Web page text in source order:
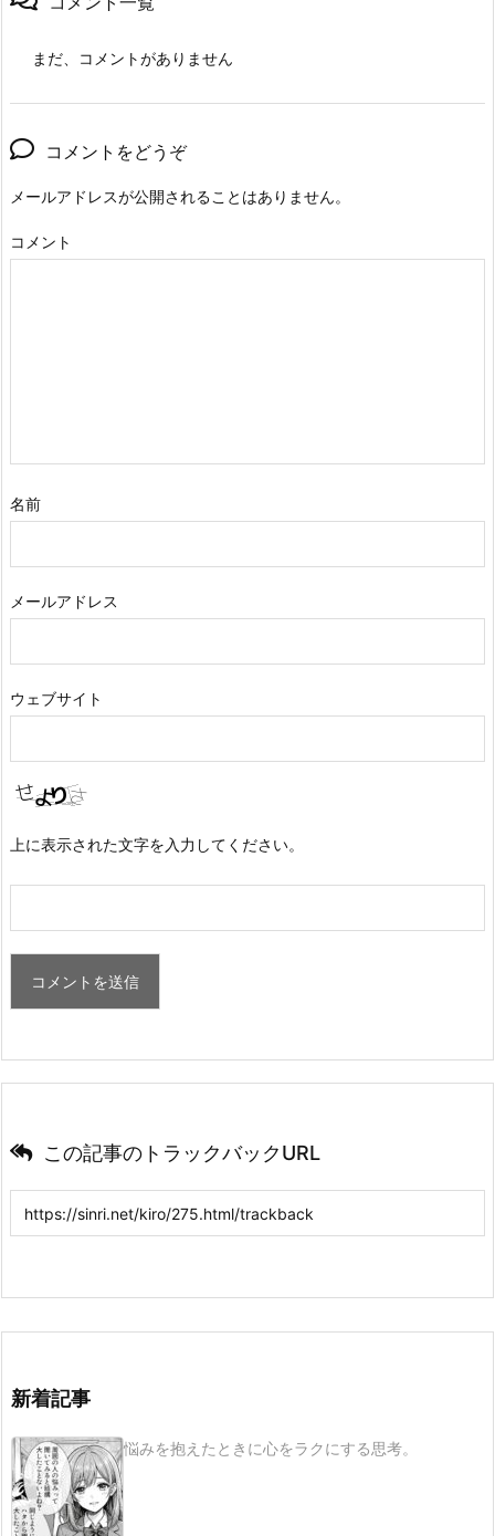
まだ、コメントがありません
コメントをどうぞ
メールアドレスが公開されることはありません。
コメント
名前
メールアドレス
ウェブサイト
上に表示された文字を入力してください。
この記事のトラックバックURL
新着記事
悩みを抱えたときに心をラクにする思考。